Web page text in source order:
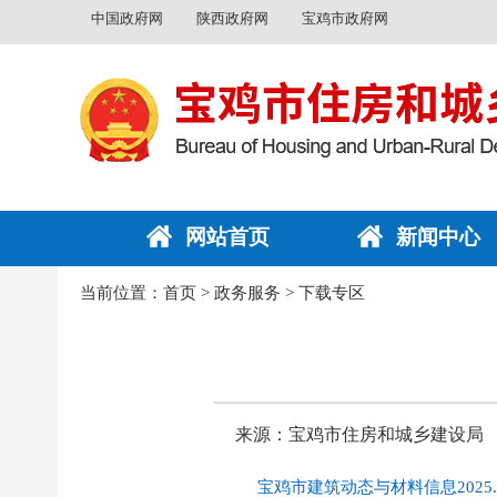
中国政府网 陕西政府网 宝鸡市政府网
网站首页 新闻中心
当前位置： 首页 > 政务服务 > 下载专区
来源：宝鸡市住房和城乡建设局
宝鸡市建筑动态与材料信息